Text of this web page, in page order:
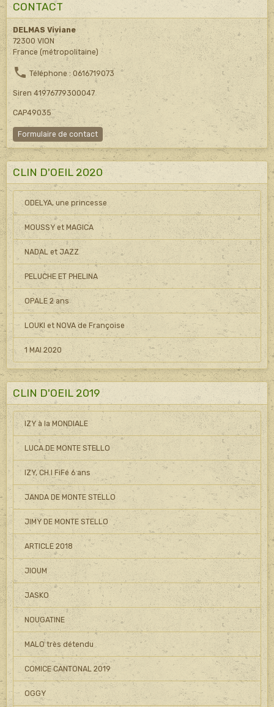
CONTACT
DELMAS Viviane
72300 VION
France (métropolitaine)
Téléphone : 0616719073
Siren 41976779300047
CAP49035
Formulaire de contact
CLIN D'OEIL 2020
ODELYA, une princesse
MOUSSY et MAGICA
NADAL et JAZZ
PELUCHE ET PHELINA
OPALE 2 ans
LOUKI et NOVA de Françoise
1 MAI 2020
CLIN D'OEIL 2019
IZY à la MONDIALE
LUCA DE MONTE STELLO
IZY, CH.I FiFé 6 ans
JANDA DE MONTE STELLO
JIMY DE MONTE STELLO
ARTICLE 2018
JIOUM
JASKO
NOUGATINE
MALO très détendu
COMICE CANTONAL 2019
OGGY